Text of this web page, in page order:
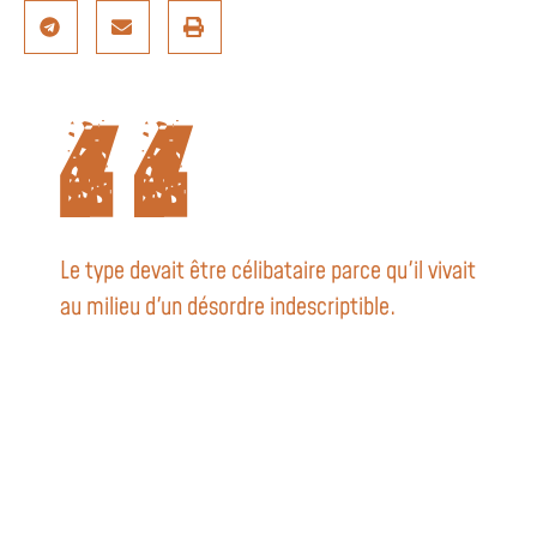
Le type devait être célibataire parce qu'il vivait
au milieu d'un désordre indescriptible.